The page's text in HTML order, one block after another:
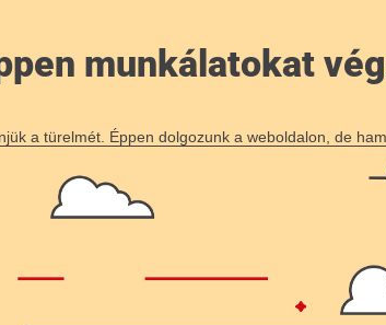
munkálatokat
a türelmét. Éppen dolgozunk a weboldalon, de